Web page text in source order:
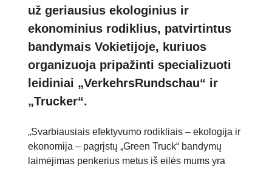
už geriausius ekologinius ir
ekonominius rodiklius, patvirtintus
bandymais Vokietijoje, kuriuos
organizuoja pripažinti specializuoti
leidiniai „VerkehrsRundschau“ ir
„Trucker“.
„Svarbiausiais efektyvumo rodikliais – ekologija ir
ekonomija – pagrįstų „Green Truck“ bandymų
laimėjimas penkerius metus iš eilės mums yra